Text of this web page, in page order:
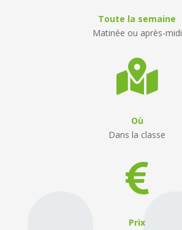
Toute la semaine
Matinée ou après-midi

Où
Dans la classe

Prix